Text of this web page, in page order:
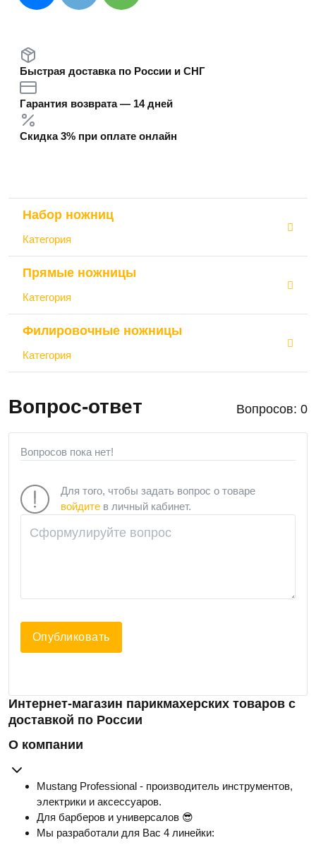
Быстрая доставка по России и СНГ
Гарантия возврата — 14 дней
Скидка 3% при оплате онлайн
Набор ножниц
Категория
Прямые ножницы
Категория
Филировочные ножницы
Категория
Вопрос-ответ Вопросов: 0
Вопросов пока нет!
Для того, чтобы задать вопрос о товаре
войдите в личный кабинет.
Опубликовать
Интернет-магазин парикмахерских товаров с
доставкой по России
О компании
Mustang Professional - производитель инструментов,
электрики и аксессуаров.
Для барберов и универсалов 😎
Мы разработали для Вас 4 линейки: